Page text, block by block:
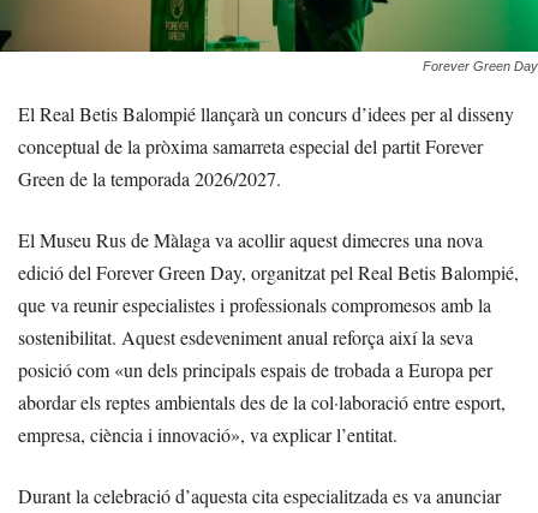
Forever Green Day
El Real Betis Balompié llançarà un concurs d’idees per al disseny
conceptual de la pròxima samarreta especial del partit Forever
Green de la temporada 2026/2027.
El Museu Rus de Màlaga va acollir aquest dimecres una nova
edició del Forever Green Day, organitzat pel Real Betis Balompié,
que va reunir especialistes i professionals compromesos amb la
sostenibilitat. Aquest esdeveniment anual reforça així la seva
posició com «un dels principals espais de trobada a Europa per
abordar els reptes ambientals des de la col·laboració entre esport,
empresa, ciència i innovació», va explicar l’entitat.
Durant la celebració d’aquesta cita especialitzada es va anunciar